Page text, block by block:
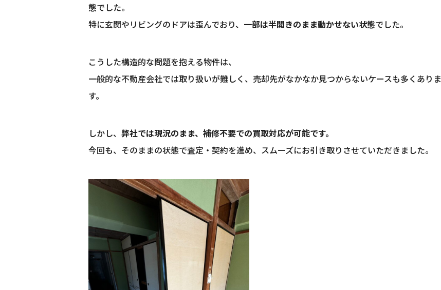
態でした。
特に玄関やリビングのドアは歪んでおり、 一部は半開きのまま動かせない状態でした。
こうした構造的な問題を抱える物件は、
一般的な不動産会社では取り扱いが難しく、売却先がなかなか見つからないケースも多くありま
す。
しかし、 弊社では現況のまま、補修不要での買取対応が可能です。
今回も、そのままの状態で査定・契約を進め、スムーズにお引き取りさせていただきました。